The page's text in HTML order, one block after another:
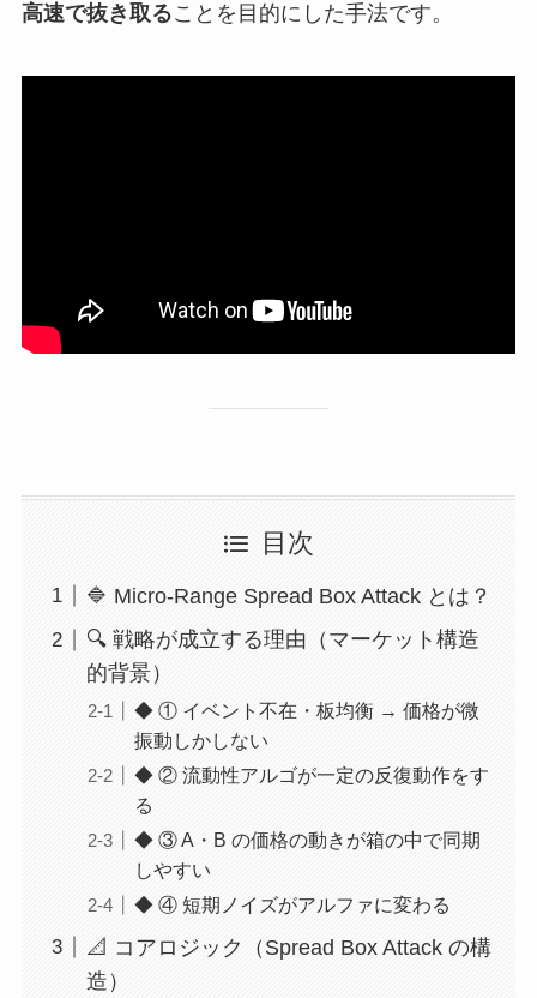
高速で抜き取ることを目的にした手法です。
目次
🔷 Micro-Range Spread Box Attack とは？
🔍 戦略が成立する理由（マーケット構造
的背景）
◆ ① イベント不在・板均衡 → 価格が微
振動しかしない
◆ ② 流動性アルゴが一定の反復動作をす
る
◆ ③ A・B の価格の動きが箱の中で同期
しやすい
◆ ④ 短期ノイズがアルファに変わる
📐 コアロジック（Spread Box Attack の構
造）